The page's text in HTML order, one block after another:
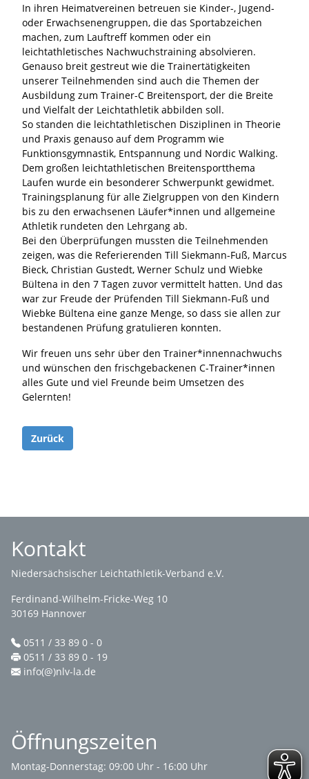
In ihren Heimatvereinen betreuen sie Kinder-, Jugend-
oder Erwachsenengruppen, die das Sportabzeichen
machen, zum Lauftreff kommen oder ein
leichtathletisches Nachwuchstraining absolvieren.
Genauso breit gestreut wie die Trainertätigkeiten
unserer Teilnehmenden sind auch die Themen der
Ausbildung zum Trainer-C Breitensport, der die Breite
und Vielfalt der Leichtathletik abbilden soll.
So standen die leichtathletischen Disziplinen in Theorie
und Praxis genauso auf dem Programm wie
Funktionsgymnastik, Entspannung und Nordic Walking.
Dem großen leichtathletischen Breitensportthema
Laufen wurde ein besonderer Schwerpunkt gewidmet.
Trainingsplanung für alle Zielgruppen von den Kindern
bis zu den erwachsenen Läufer*innen und allgemeine
Athletik rundeten den Lehrgang ab.
Bei den Überprüfungen mussten die Teilnehmenden
zeigen, was die Referierenden Till Siekmann-Fuß, Marcus
Bieck, Christian Gustedt, Werner Schulz und Wiebke
Bültena in den 7 Tagen zuvor vermittelt hatten. Und das
war zur Freude der Prüfenden Till Siekmann-Fuß und
Wiebke Bültena eine ganze Menge, so dass sie allen zur
bestandenen Prüfung gratulieren konnten.
Wir freuen uns sehr über den Trainer*innennachwuchs
und wünschen den frischgebackenen C-Trainer*innen
alles Gute und viel Freunde beim Umsetzen des
Gelernten!
Zurück
Kontakt
Niedersächsischer Leichtathletik-Verband e.V.
Ferdinand-Wilhelm-Fricke-Weg 10
30169 Hannover
0511 / 33 89 0 - 0
0511 / 33 89 0 - 19
info(@)nlv-la.de
Öffnungszeiten
Montag-Donnerstag: 09:00 Uhr - 16:00 Uhr